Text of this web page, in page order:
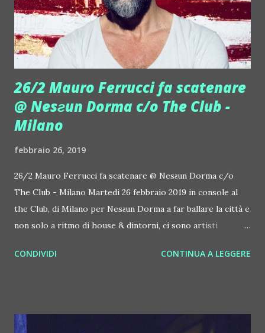
sua musica. "In fondo è tutta house e techno, tutto il resto
sono solo mode passeggere". Il party coincide con il quinto
compleanno di Momento Lab. Pr...
26/2 Mauro Ferrucci fa scatenare
@ Nesƨun Dorma c/o The Club -
Milano
febbraio 26, 2019
26/2 Mauro Ferrucci fa scatenare @ Nesƨun Dorma c/o
The Club - Milano Martedì 26 febbraio 2019 in console al
the Club, di Milano per Nesƨun Dorma a far ballare la città e
non solo a ritmo di house & dintorni, ci sono artisti
e Filippo Marchesini. Al microfono invece Thorn e Riccardo
soprattutto, farsi guardare. C'è poi un dj guest
CONDIVIDI CONTINUA A LEGGERE